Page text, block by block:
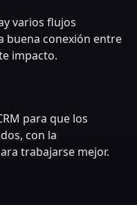
varios flujos
buena conexión entre
impacto.
para que los
con la
trabajarse mejor.